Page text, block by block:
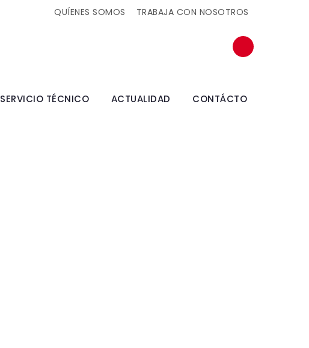
QUÍENES SOMOS TRABAJA CON NOSOTROS
SERVICIO TÉCNICO ACTUALIDAD CONTÁCTO